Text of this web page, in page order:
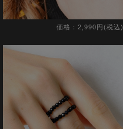
価格：2,990円(税込)